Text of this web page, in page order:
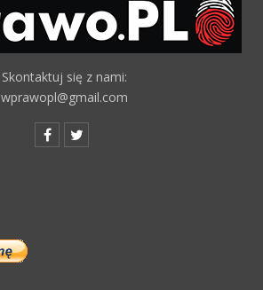
Skontaktuj się z nami:
wprawopl@gmail.com